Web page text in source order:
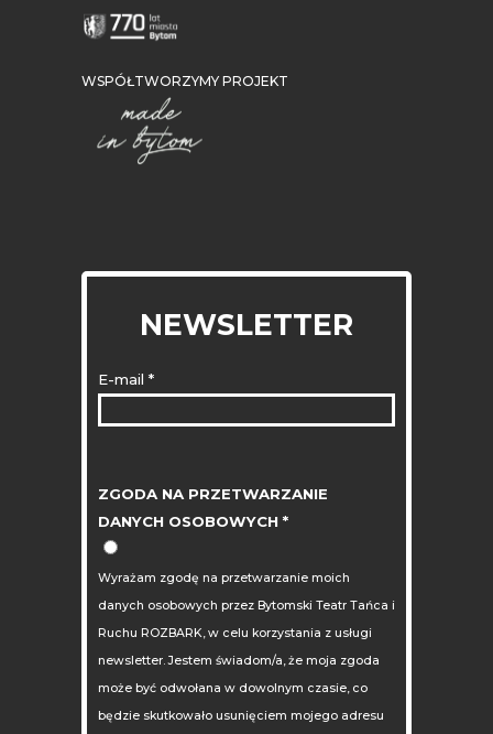
WSPÓŁTWORZYMY PROJEKT
NEWSLETTER
E-mail *
ZGODA NA PRZETWARZANIE
DANYCH OSOBOWYCH *
Wyrażam zgodę na przetwarzanie moich
danych osobowych przez Bytomski Teatr Tańca i
Ruchu ROZBARK, w celu korzystania z usługi
newsletter. Jestem świadom/a, że moja zgoda
może być odwołana w dowolnym czasie, co
będzie skutkowało usunięciem mojego adresu